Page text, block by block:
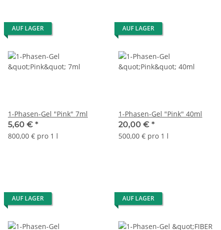
AUF LAGER
1-Phasen-Gel "Pink" 7ml
5,60 € *
800,00 € pro 1 l
AUF LAGER
1-Phasen-Gel "Pink" 40ml
20,00 € *
500,00 € pro 1 l
AUF LAGER AUF LAGER